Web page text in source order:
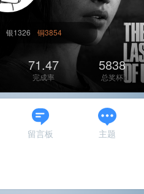
银1326 铜3854
71.47
完成率
5838
总奖杯
留言板 主题